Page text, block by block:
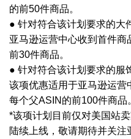
的前50件商品。
● 针对符合该计划要求的大
亚马逊运营中心收到首件
前30件商品。
● 针对符合该计划要求的服
该项优惠适用于亚马逊运营
每个父ASIN的前100件商品
*该项计划目前仅对美国站
陆续上线，敬请期待并关